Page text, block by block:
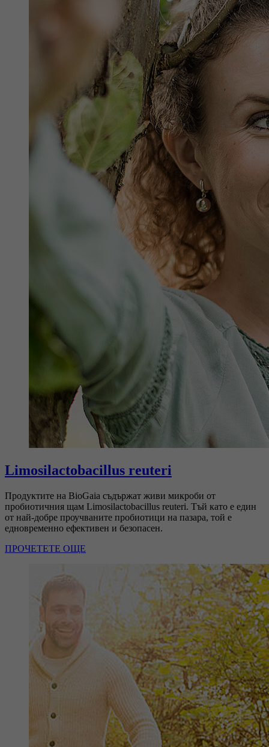
Limosilactobacillus reuteri
Продуктите на BioGaia съдържат живи микроби от
пробиотичния щам Limosilactobacillus reuteri. Тъй като е един
от най-добре проучваните пробиотици на пазара, той е
едновременно ефективен и безопасен.
ПРОЧЕТЕТЕ ОЩЕ